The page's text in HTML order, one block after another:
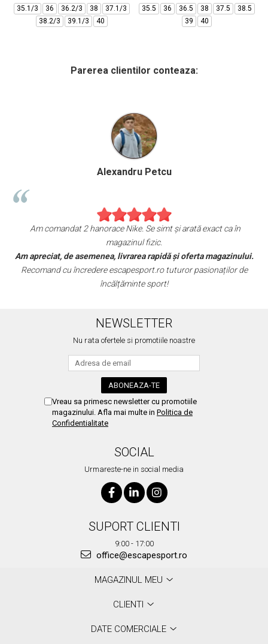
35.1/3 36 36.2/3 38
37.1/3
38.2/3
39.1/3 40
35.5 36 36.5 38 37.5
38.5
39
40
Parerea clientilor conteaza:
Alexandru Petcu
Am comandat 2 hanorace Nike. Se simt și arată exact ca în
magazinul fizic.
Am apreciat, de asemenea, livrarea rapidă și oferta magazinului.
Recomand cu încredere escapesport.ro tuturor pasionaților de
încălțăminte sport!
NEWSLETTER
Nu rata ofertele si promotiile noastre
Vreau sa primesc newsletter cu promotiile
magazinului. Afla mai multe in Politica de
Confidentialitate
SOCIAL
Urmareste-ne in social media
SUPORT CLIENTI
9:00 - 17:00
office@escapesport.ro
MAGAZINUL MEU
CLIENTI
DATE COMERCIALE